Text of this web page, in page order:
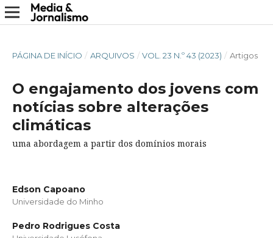
PÁGINA DE INÍCIO / ARQUIVOS / VOL. 23 N.º 43 (2023) / Artigos
O engajamento dos jovens com
notícias sobre alterações
climáticas
uma abordagem a partir dos domínios morais
Edson Capoano
Universidade do Minho
Pedro Rodrigues Costa